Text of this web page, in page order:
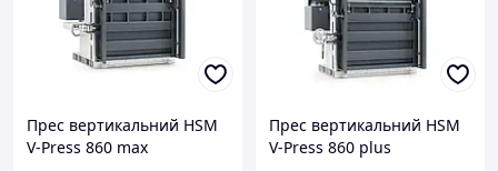
Прес вертикальний HSM
V-Press 860 max
Прес вертикальний HSM
V-Press 860 plus